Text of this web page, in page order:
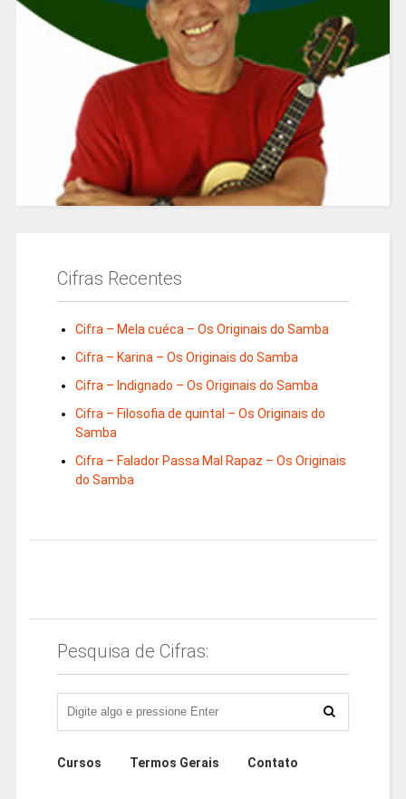
Cifras Recentes
Cifra – Mela cuéca – Os Originais do Samba
Cifra – Karina – Os Originais do Samba
Cifra – Indignado – Os Originais do Samba
Cifra – Filosofia de quintal – Os Originais do
Samba
Cifra – Falador Passa Mal Rapaz – Os Originais
do Samba
Pesquisa de Cifras:
Cursos Termos Gerais Contato